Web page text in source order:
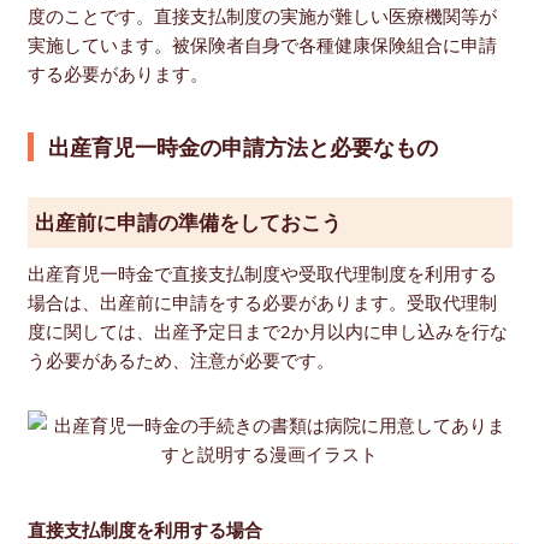
度のことです。直接支払制度の実施が難しい医療機関等が
実施しています。被保険者自身で各種健康保険組合に申請
する必要があります。
出産育児一時金の申請方法と必要なもの
出産前に申請の準備をしておこう
出産育児一時金で直接支払制度や受取代理制度を利用する
場合は、出産前に申請をする必要があります。受取代理制
度に関しては、出産予定日まで2か月以内に申し込みを行な
う必要があるため、注意が必要です。
直接支払制度を利用する場合